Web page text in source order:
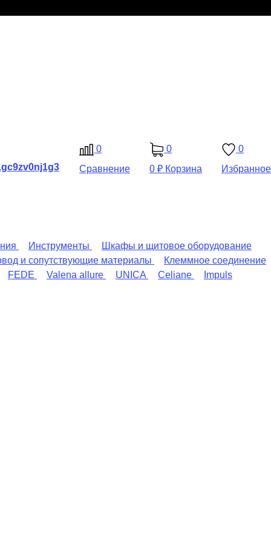
0
Сравнение
0
0 ₽ Корзина
0
Избранное
Инструменты
Шкафы и щитовое оборудование
и сопутствующие материалы
Клеммное соединение
FEDE Valena allure UNICA Celiane
Impuls